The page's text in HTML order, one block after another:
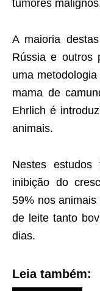
tumores
A maioria
Rússia e outros
uma
mama de
Ehrlich é
animais.
Nestes
inibição do
59% nos
de leite tanto
dias.
Leia também: